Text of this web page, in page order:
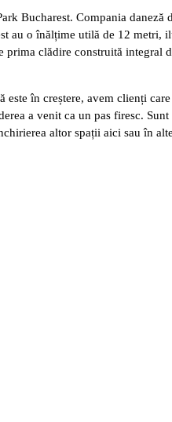
Bucharest. Compania daneză
au o înălțime utilă de 12 metri,
clădire construită integral
în creștere, avem clienți
a venit ca un pas firesc. Sunt
altor spații aici sau în